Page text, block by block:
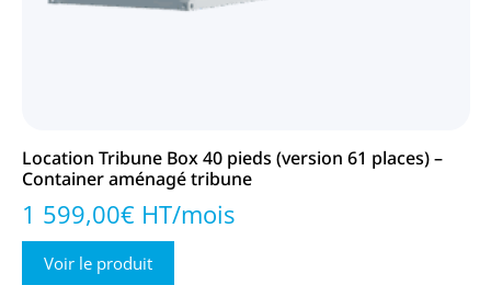
Location Tribune Box 40 pieds (version 61 places) –
Container aménagé tribune
1 599,00€ HT/mois
Voir le produit